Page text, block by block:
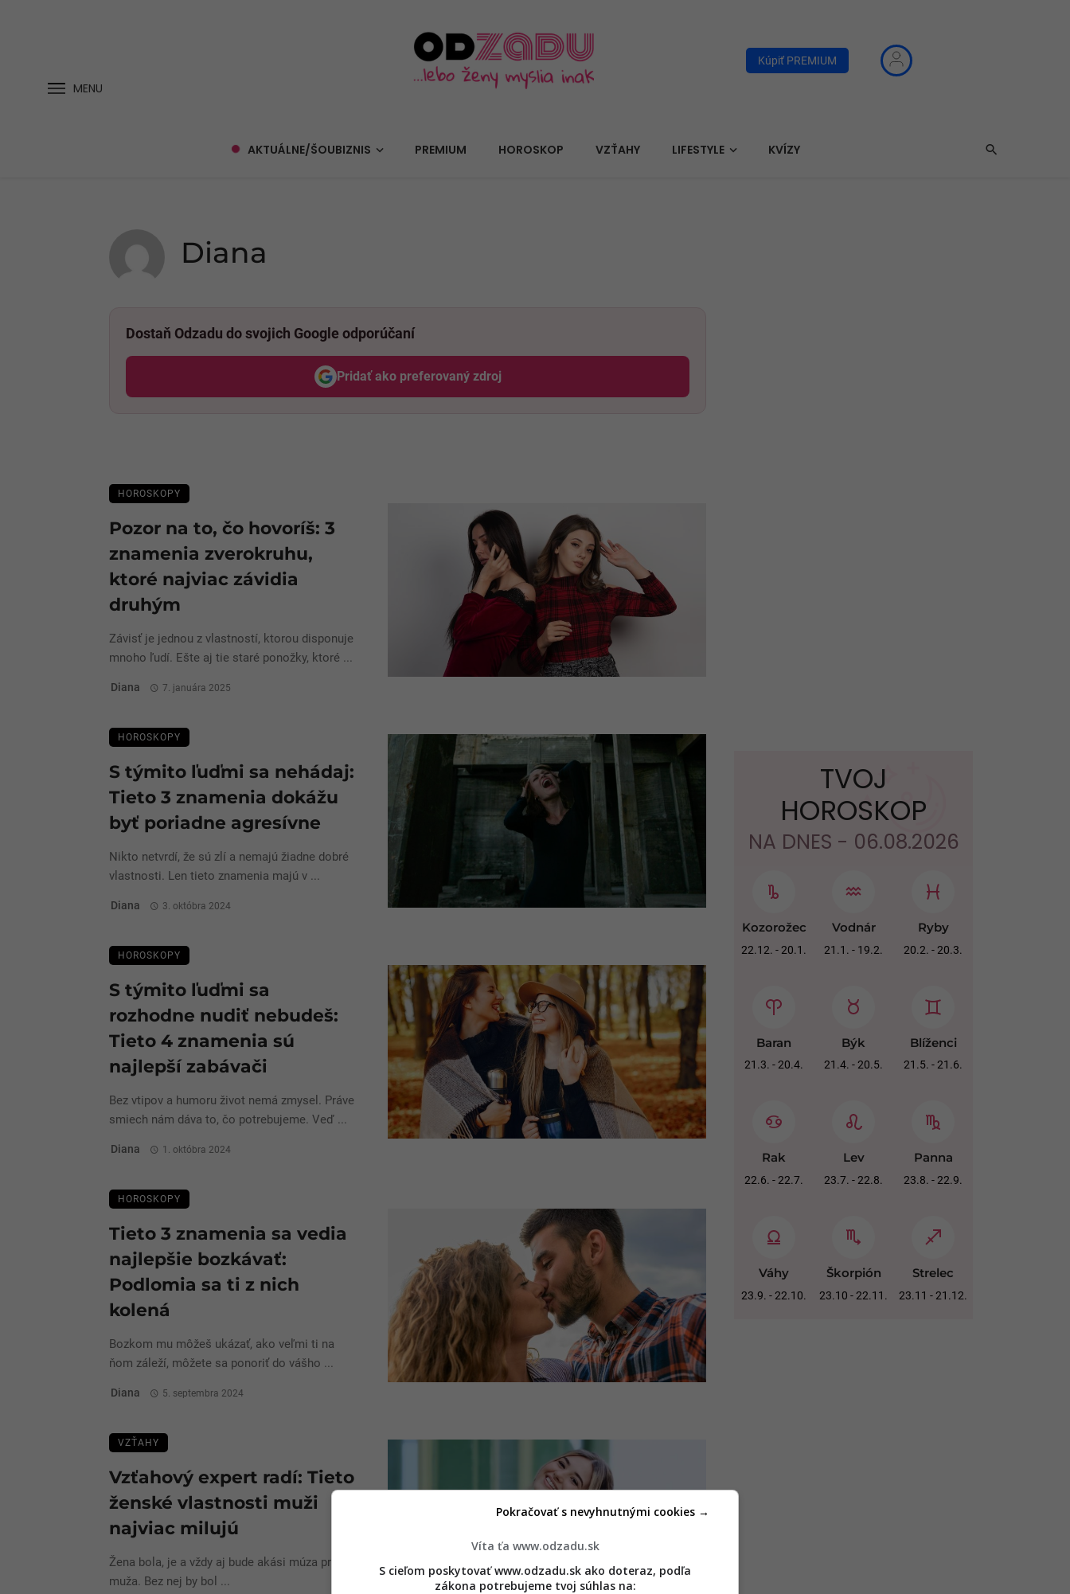
MENU
Kúpiť PREMIUM
AKTUÁLNE/ŠOUBIZNIS PREMIUM HOROSKOP VZŤAHY LIFESTYLE KVÍZY
Diana
Dostaň Odzadu do svojich Google odporúčaní
Pridať ako preferovaný zdroj
Odzadu, odkaz sa otvorí v novom okne
HOROSKOPY
Pozor na to, čo hovoríš: 3
znamenia zverokruhu,
ktoré najviac závidia
druhým
Závisť je jednou z vlastností, ktorou disponuje
mnoho ľudí. Ešte aj tie staré ponožky, ktoré ...
Diana 7. januára 2025
HOROSKOPY
S týmito ľuďmi sa nehádaj:
Tieto 3 znamenia dokážu
byť poriadne agresívne
Nikto netvrdí, že sú zlí a nemajú žiadne dobré
vlastnosti. Len tieto znamenia majú v ...
Diana 3. októbra 2024
HOROSKOPY
S týmito ľuďmi sa
rozhodne nudiť nebudeš:
Tieto 4 znamenia sú
najlepší zabávači
Bez vtipov a humoru život nemá zmysel. Práve
smiech nám dáva to, čo potrebujeme. Veď ...
Diana 1. októbra 2024
HOROSKOPY
Tieto 3 znamenia sa vedia
najlepšie bozkávať:
Podlomia sa ti z nich
kolená
Bozkom mu môžeš ukázať, ako veľmi ti na
ňom záleží, môžete sa ponoriť do vášho ...
Diana 5. septembra 2024
VZŤAHY
Vzťahový expert radí: Tieto
ženské vlastnosti muži
najviac milujú
Žena bola, je a vždy aj bude akási múza pre
muža. Bez nej by bol ...
TVOJ
HOROSKOP
NA DNES - 06.08.2026
Kozorožec
22.12. - 20.1.
Vodnár
21.1. - 19.2.
Ryby
20.2. - 20.3.
Baran
21.3. - 20.4.
Býk
21.4. - 20.5.
Blíženci
21.5. - 21.6.
Rak
22.6. - 22.7.
Lev
23.7. - 22.8.
Panna
23.8. - 22.9.
Váhy
23.9. - 22.10.
Škorpión
23.10 - 22.11.
Strelec
23.11 - 21.12.
Víta ťa www.odzadu.sk
S cieľom poskytovať www.odzadu.sk ako doteraz, podľa
zákona potrebujeme tvoj súhlas na:
Pokračovať s nevyhnutnými cookies →